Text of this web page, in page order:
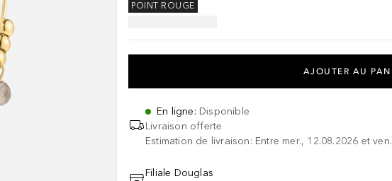
POINT ROUGE
AJOUTER AU
En ligne: Disponible
Livraison offerte
Estimation de livraison: Entre mer., 12.08.2026 et
Filiale Douglas